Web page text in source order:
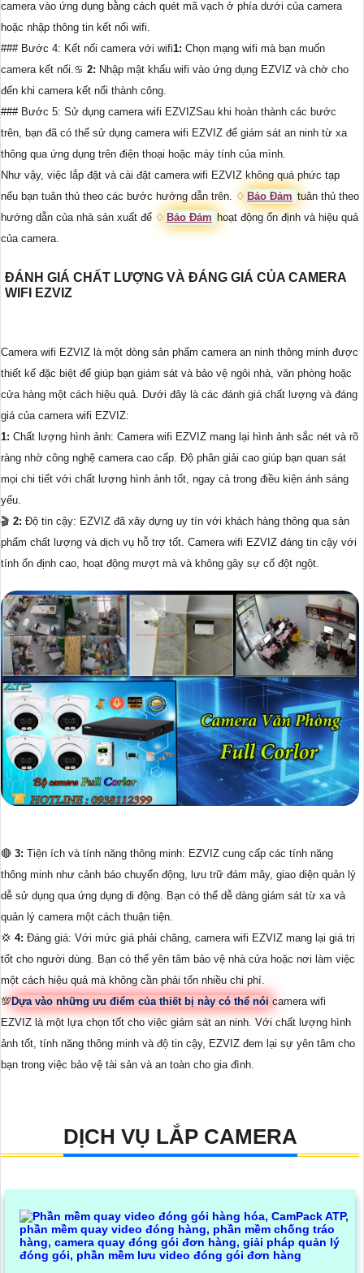
camera vào ứng dụng bằng cách quét mã vạch ở phía dưới của camera
hoặc nhập thông tin kết nối wifi.
### Bước 4: Kết nối camera với wifi1: Chọn mạng wifi mà bạn muốn
camera kết nối.♋ 2: Nhập mật khẩu wifi vào ứng dụng EZVIZ và chờ cho
đến khi camera kết nối thành công.
### Bước 5: Sử dụng camera wifi EZVIZSau khi hoàn thành các bước
trên, bạn đã có thể sử dụng camera wifi EZVIZ để giám sát an ninh từ xa
thông qua ứng dụng trên điện thoại hoặc máy tính của mình.
Như vậy, việc lắp đặt và cài đặt camera wifi EZVIZ không quá phức tạp
nếu bạn tuân thủ theo các bước hướng dẫn trên. ♢ Bảo Đảm tuân thủ theo
hướng dẫn của nhà sản xuất để ♢ Bảo Đảm hoạt động ổn định và hiệu quả
của camera.
ĐÁNH GIÁ CHẤT LƯỢNG VÀ ĐÁNG GIÁ CỦA CAMERA
WIFI EZVIZ
Camera wifi EZVIZ là một dòng sản phẩm camera an ninh thông minh được
thiết kế đặc biệt để giúp bạn giám sát và bảo vệ ngôi nhà, văn phòng hoặc
cửa hàng một cách hiệu quả. Dưới đây là các đánh giá chất lượng và đáng
giá của camera wifi EZVIZ:
1: Chất lượng hình ảnh: Camera wifi EZVIZ mang lại hình ảnh sắc nét và rõ
ràng nhờ công nghệ camera cao cấp. Độ phân giải cao giúp bạn quan sát
mọi chi tiết với chất lượng hình ảnh tốt, ngay cả trong điều kiện ánh sáng
yếu.
🎬 2: Độ tin cậy: EZVIZ đã xây dựng uy tín với khách hàng thông qua sản
phẩm chất lượng và dịch vụ hỗ trợ tốt. Camera wifi EZVIZ đáng tin cậy với
tính ổn định cao, hoạt động mượt mà và không gây sự cố đột ngột.
🔴 3: Tiện ích và tính năng thông minh: EZVIZ cung cấp các tính năng
thông minh như cảnh báo chuyển động, lưu trữ đám mây, giao diện quản lý
dễ sử dụng qua ứng dụng di động. Bạn có thể dễ dàng giám sát từ xa và
quản lý camera một cách thuận tiện.
💢 4: Đáng giá: Với mức giá phải chăng, camera wifi EZVIZ mang lại giá trị
tốt cho người dùng. Bạn có thể yên tâm bảo vệ nhà cửa hoặc nơi làm việc
một cách hiệu quả mà không cần phải tốn nhiều chi phí.
💯Dựa vào những ưu điểm của thiết bị này có thể nói camera wifi
EZVIZ là một lựa chọn tốt cho việc giám sát an ninh. Với chất lượng hình
ảnh tốt, tính năng thông minh và độ tin cậy, EZVIZ đem lại sự yên tâm cho
bạn trong việc bảo vệ tài sản và an toàn cho gia đình.
DỊCH VỤ LẮP CAMERA